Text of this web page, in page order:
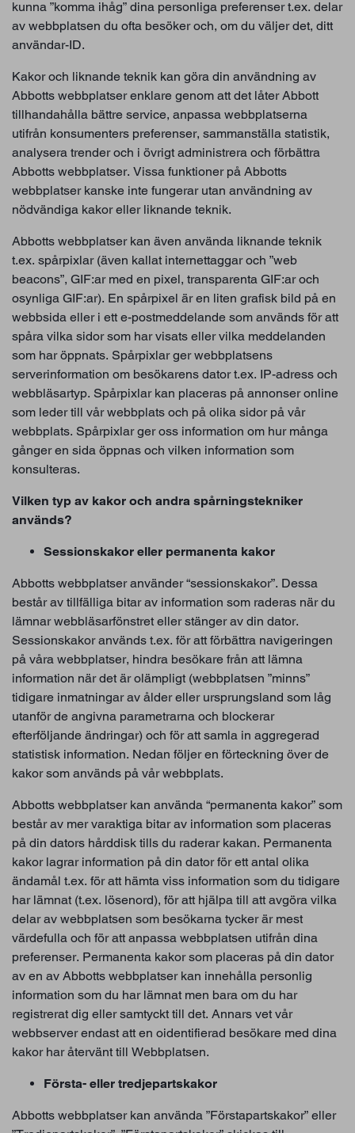
kunna ”komma ihåg” dina personliga preferenser t.ex. delar
av webbplatsen du ofta besöker och, om du väljer det, ditt
användar-ID.
Kakor och liknande teknik kan göra din användning av
Abbotts webbplatser enklare genom att det låter Abbott
tillhandahålla bättre service, anpassa webbplatserna
utifrån konsumenters preferenser, sammanställa statistik,
analysera trender och i övrigt administrera och förbättra
Abbotts webbplatser. Vissa funktioner på Abbotts
webbplatser kanske inte fungerar utan användning av
nödvändiga kakor eller liknande teknik.
Abbotts webbplatser kan även använda liknande teknik
t.ex. spårpixlar (även kallat internettaggar och ”web
beacons”, GIF:ar med en pixel, transparenta GIF:ar och
osynliga GIF:ar). En spårpixel är en liten grafisk bild på en
webbsida eller i ett e-postmeddelande som används för att
spåra vilka sidor som har visats eller vilka meddelanden
som har öppnats. Spårpixlar ger webbplatsens
serverinformation om besökarens dator t.ex. IP-adress och
webbläsartyp. Spårpixlar kan placeras på annonser online
som leder till vår webbplats och på olika sidor på vår
webbplats. Spårpixlar ger oss information om hur många
gånger en sida öppnas och vilken information som
konsulteras.
Vilken typ av kakor och andra spårningstekniker
används?
Sessionskakor eller permanenta kakor
Abbotts webbplatser använder “sessionskakor”. Dessa
består av tillfälliga bitar av information som raderas när du
lämnar webbläsarfönstret eller stänger av din dator.
Sessionskakor används t.ex. för att förbättra navigeringen
på våra webbplatser, hindra besökare från att lämna
information när det är olämpligt (webbplatsen ”minns”
tidigare inmatningar av ålder eller ursprungsland som låg
utanför de angivna parametrarna och blockerar
efterföljande ändringar) och för att samla in aggregerad
statistisk information. Nedan följer en förteckning över de
kakor som används på vår webbplats.
Abbotts webbplatser kan använda “permanenta kakor” som
består av mer varaktiga bitar av information som placeras
på din dators hårddisk tills du raderar kakan. Permanenta
kakor lagrar information på din dator för ett antal olika
ändamål t.ex. för att hämta viss information som du tidigare
har lämnat (t.ex. lösenord), för att hjälpa till att avgöra vilka
delar av webbplatsen som besökarna tycker är mest
värdefulla och för att anpassa webbplatsen utifrån dina
preferenser. Permanenta kakor som placeras på din dator
av en av Abbotts webbplatser kan innehålla personlig
information som du har lämnat men bara om du har
registrerat dig eller samtyckt till det. Annars vet vår
webbserver endast att en oidentifierad besökare med dina
kakor har återvänt till Webbplatsen.
Första- eller tredjepartskakor
Abbotts webbplatser kan använda ”Förstapartskakor” eller